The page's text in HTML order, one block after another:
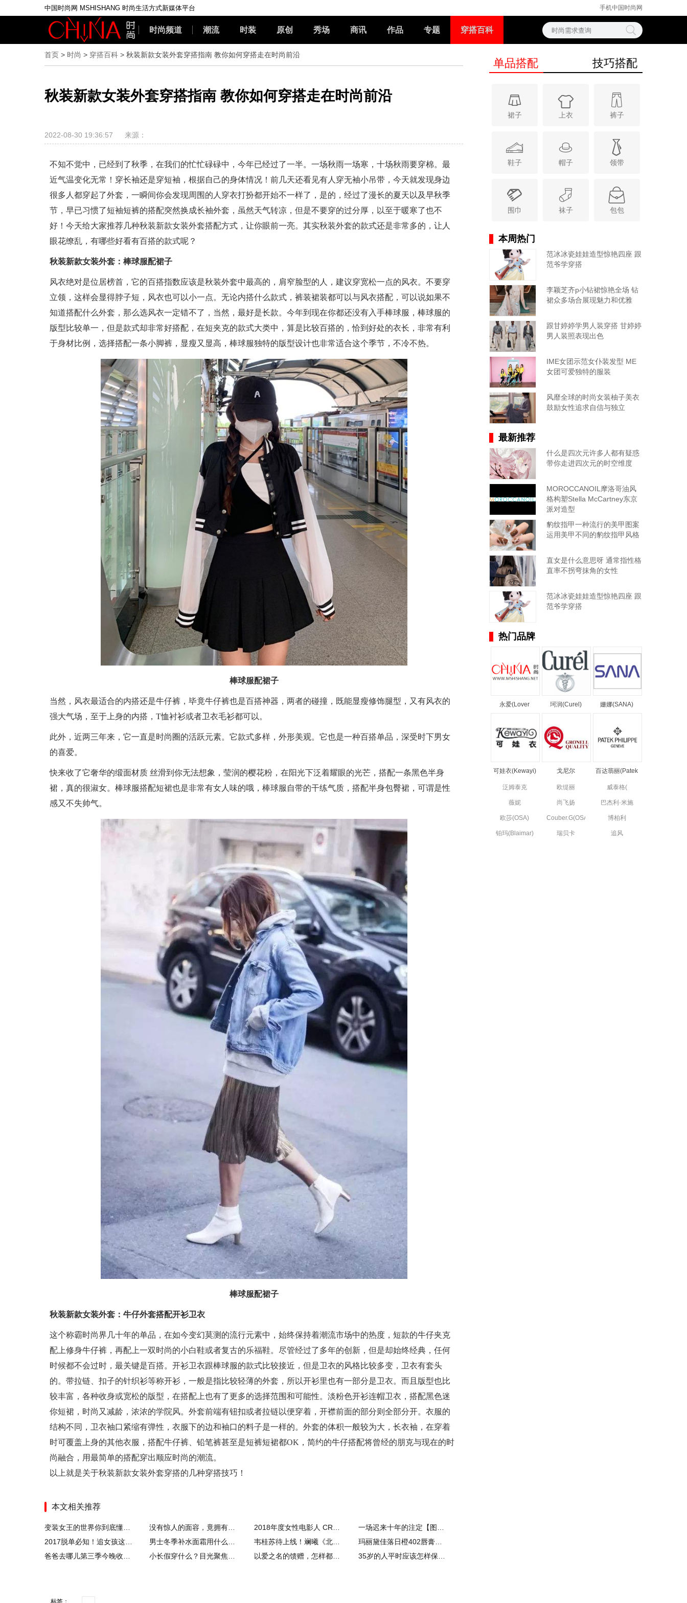
中国时尚网 MSHISHANG 时尚生活方式新媒体平台 手机中国时尚网
时尚频道 潮流 时装 原创 秀场 商讯 作品 专题 穿搭百科
首页 > 时尚 > 穿搭百科 > 秋装新款女装外套穿搭指南 教你如何穿搭走在时尚前沿
秋装新款女装外套穿搭指南 教你如何穿搭走在时尚前沿
2022-08-30 19:36:57 来源：
不知不觉中，已经到了秋季，在我们的忙忙碌碌中，今年已经过了一半。一场秋雨一场寒，十场秋雨要穿棉。最
近气温变化无常！穿长袖还是穿短袖，根据自己的身体情况！前几天还看见有人穿无袖小吊带，今天就发现身边
很多人都穿起了外套，一瞬间你会发现周围的人穿衣打扮都开始不一样了，是的，经过了漫长的夏天以及早秋季
节，早已习惯了短袖短裤的搭配突然换成长袖外套，虽然天气转凉，但是不要穿的过分厚，以至于暖寒了也不
好！今天给大家推荐几种秋装新款女装外套搭配方式，让你眼前一亮。其实秋装外套的款式还是非常多的，让人
眼花缭乱，有哪些好看有百搭的款式呢？
秋装新款女装外套：棒球服配裙子
风衣绝对是位居榜首，它的百搭指数应该是秋装外套中最高的，肩窄脸型的人，建议穿宽松一点的风衣。不要穿
立领，这样会显得脖子短，风衣也可以小一点。无论内搭什么款式，裤装裙装都可以与风衣搭配，可以说如果不
知道搭配什么外套，那么选风衣一定错不了，当然，最好是长款。今年到现在你都还没有入手棒球服，棒球服的
版型比较单一，但是款式却非常好搭配，在短夹克的款式大类中，算是比较百搭的，恰到好处的衣长，非常有利
于身材比例，选择搭配一条小脚裤，显瘦又显高，棒球服独特的版型设计也非常适合这个季节，不冷不热。
棒球服配裙子
当然，风衣最适合的内搭还是牛仔裤，毕竟牛仔裤也是百搭神器，两者的碰撞，既能显瘦修饰腿型，又有风衣的
强大气场，至于上身的内搭，T恤衬衫或者卫衣毛衫都可以。
此外，近两三年来，它一直是时尚圈的活跃元素。它款式多样，外形美观。它也是一种百搭单品，深受时下男女
的喜爱。
快来收了它奢华的缎面材质 丝滑到你无法想象，莹润的樱花粉，在阳光下泛着耀眼的光芒，搭配一条黑色半身
裙，真的很淑女。棒球服搭配短裙也是非常有女人味的哦，棒球服自带的干练气质，搭配半身包臀裙，可谓是性
感又不失帅气。
棒球服配裙子
秋装新款女装外套 ： 牛仔外套搭配开衫卫衣
这个称霸时尚界几十年的单品，在如今变幻莫测的流行元素中，始终保持着潮流市场中的热度，短款的牛仔夹克
配上修身牛仔裤，再配上一双时尚的小白鞋或者复古的乐福鞋。尽管经过了多年的创新，但是却始终经典，任何
时候都不会过时，最关键是百搭。开衫卫衣跟棒球服的款式比较接近，但是卫衣的风格比较多变，卫衣有套头
的。带拉链、扣子的针织衫等称开衫，一般是指比较轻薄的外套，所以开衫里也有一部分是卫衣。而且版型也比
较丰富，各种收身或宽松的版型，在搭配上也有了更多的选择范围和可能性。淡粉色开衫连帽卫衣，搭配黑色迷
你短裙，时尚又减龄，浓浓的学院风。外套前端有钮扣或者拉链以便穿着，开襟前面的部分则全部分开。衣服的
结构不同，卫衣袖口紧缩有弹性，衣服下的边和袖口的料子是一样的。外套的体积一般较为大，长衣袖，在穿着
时可覆盖上身的其他衣服，搭配牛仔裤、铅笔裤甚至是短裤短裙都OK，简约的牛仔搭配将曾经的朋克与现在的时
尚融合，用最简单的搭配穿出顺应时尚的潮流。
以上就是关于秋装新款女装外套穿搭的几种穿搭技巧！
本文相关推荐
没有惊人的面容，竟拥有世界上最完美的身材，儿子还是花美男！
韦桂苏待上线！斓曦《北部湾人家》杀青感恩学习收获温暖
以爱之名的馈赠，怎样都不算奢侈【图】
标签：
单品搭配 技巧搭配

裙子

上衣

裤子

鞋子

帽子

领带

围巾

袜子

包包
本周热门
范冰冰瓷娃娃造型惊艳四座 跟
范爷学穿搭
李颖芝齐p小钻裙惊艳全场 钻
裙众多场合展现魅力和优雅
跟甘婷婷学男人装穿搭 甘婷婷
男人装照表现出色
IME女团示范女仆装发型 ME
女团可爱独特的服装
风靡全球的时尚女装柚子美衣
鼓励女性追求自信与独立
最新推荐
什么是四次元许多人都有疑惑
带你走进四次元的时空维度
MOROCCANOIL摩洛哥油风
格构塑Stella McCartney东京
派对造型
豹纹指甲一种流行的美甲图案
运用美甲不同的豹纹指甲风格
直女是什么意思呀 通常指性格
直率不拐弯抹角的女性
范冰冰瓷娃娃造型惊艳四座 跟
范爷学穿搭
热门品牌
永爱(Lover
珂润(Curel) 姗娜(SANA)
可娃衣(Kewayi)
戈尼尔
百达翡丽(Patek
泛姆泰克
欧缇丽
威泰格(
薇妮
尚飞扬
France)
巴杰利·米施
Mischka)
欧莎(OSA) Couber.G(OSA)
博柏利
铂玛(Blaimar)
瑞贝卡
追风